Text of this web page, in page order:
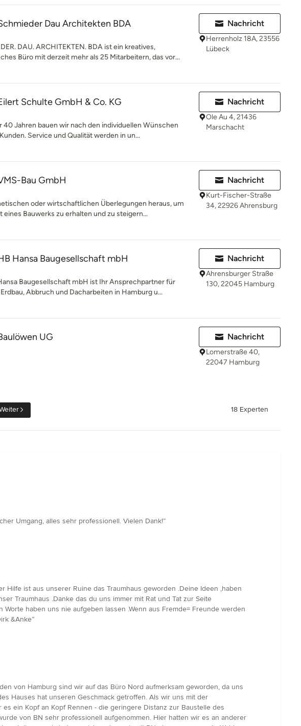
Dau Architekten BDA
DAU. ARCHITEKTEN. BDA ist ein kreatives,
Büro mit derzeit mehr als 25 Mitarbeitern, das vor...
Nachricht
Herrenholz 18A, 23556
Lübeck
Schulte GmbH & Co. KG
40 Jahren bauen wir nach den individuellen Wünschen
Service und Qualität werden in un...
Nachricht
Ole Au 4, 21436
Marschacht
Bau GmbH
oder wirtschaftlichen Überlegungen heraus, um
eines Bauwerks zu erhalten und zu steigern...
Nachricht
Kurt-Fischer-Straße
34, 22926 Ahrensburg
Hansa Baugesellschaft mbH
Baugesellschaft mbH ist Ihr Ansprechpartner für
Erdbau, Abbruch und Dacharbeiten in Hamburg u...
Nachricht
Ahrensburger Straße
130, 22045 Hamburg
UG Nachricht
Lomerstraße 40,
22047 Hamburg
18 Experten
Umgang, alles sehr professionell. Vielen Dank!”
ist aus unserer Ruine das Traumhaus geworden .Deine Ideen ,haben
Traumhaus .Danke das du uns immer mit Rat und Tat zur Seite
haben uns nie aufgeben lassen .Wenn aus Fremde= Freunde werden
&Anke”
von Hamburg sind wir auf das Büro Nord aufmerksam geworden, da uns
Hauses hat unseren Geschmack getroffen. Als wir uns mit der
ein Kopf an Kopf Rennen - die geringere Distanz zur Baustelle des
von BN sehr professionell aufgenommen. Hier hatten wir es an anderer